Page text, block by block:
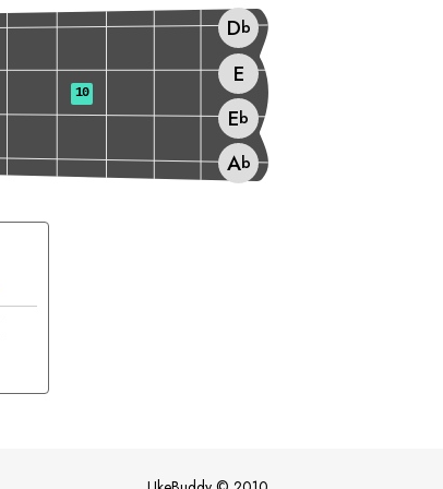
Ab
Eb
E
Db
10